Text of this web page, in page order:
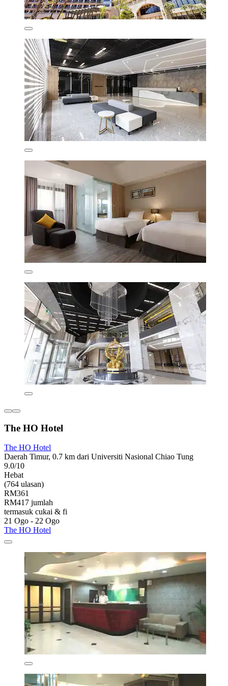
The HO Hotel
The HO Hotel
Daerah Timur, 0.7 km dari Universiti Nasional Chiao Tung
9.0/10
Hebat
(764 ulasan)
RM361
RM417 jumlah
termasuk cukai & fi
21 Ogo - 22 Ogo
The HO Hotel